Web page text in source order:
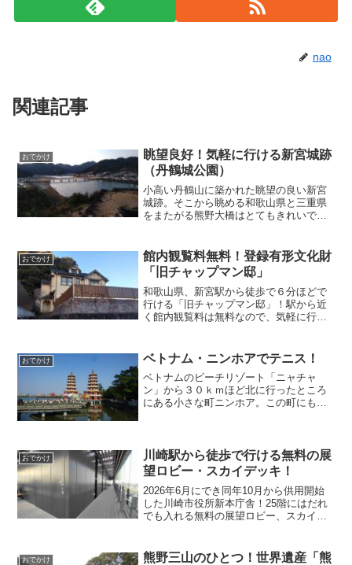
nao
関連記事
おでかけ
眺望良好！気軽に行ける新宮城跡
（丹鶴城公園）
小高い丹鶴山に築かれた眺望の良い新宮
城跡。そこから眺める和歌山県と三重県
をまたがる熊野大橋はとてもきれいで
すく、ちょっと時間があるときにお勧め
のスポットです！
おでかけ
館内観覧料無料！登録有形文化財
「旧チャップマン邸」
和歌山県、新宮駅から徒歩で６分ほどで
行ける「旧チャップマン邸」！駅から近
く館内観覧料は無料なので、気軽に行け
より、チャップマンの居宅として建設さ
れました。希少価値の高い建築物で、国
の登録有形文化財に登録されています！
おでかけ ベトナム・ニンホアでテニス！
ベトナムのビーチリゾート「ニャチャ
ン」から３０ｋｍほど北に行ったところ
にある小さな町ニンホア。この町にもテ
おでかけ
川崎駅から徒歩で行ける無料の展
望ロビー・スカイデッキ！
2026年6月にでき同年10月から供用開始
した川崎市役所新本庁舎！25階にはだれ
でも入れる無料の展望ロビー、スカイデ
能できました！
おでかけ
熊野三山のひとつ！世界遺産「熊